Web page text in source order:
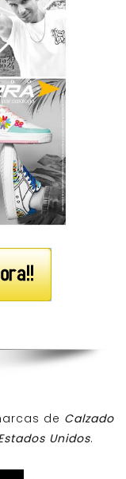
de Calzado
Unidos.